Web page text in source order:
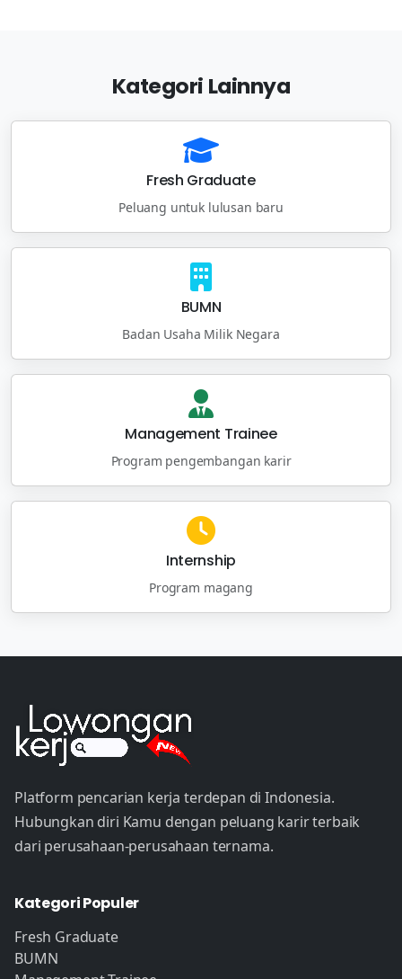
Kategori Lainnya
Fresh Graduate
Peluang untuk lulusan baru
BUMN
Badan Usaha Milik Negara
Management Trainee
Program pengembangan karir
Internship
Program magang
Platform pencarian kerja terdepan di Indonesia.
Hubungkan diri Kamu dengan peluang karir terbaik
dari perusahaan-perusahaan ternama.
Kategori Populer
Fresh Graduate
BUMN